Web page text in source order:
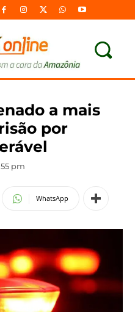
a mais
por
pm
WhatsApp